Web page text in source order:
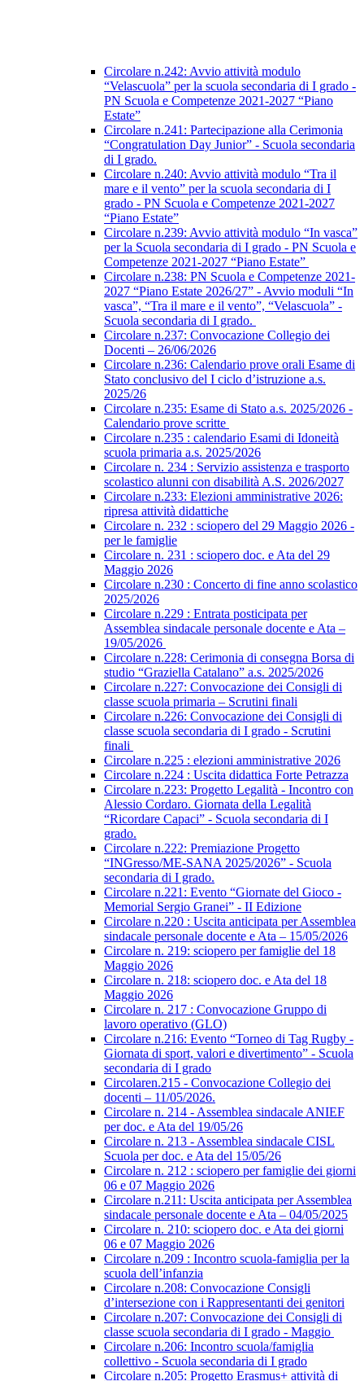
Circolare n.242: Avvio attività modulo
“Velascuola” per la scuola secondaria di I grado -
PN Scuola e Competenze 2021-2027 “Piano
Estate”
Circolare n.241: Partecipazione alla Cerimonia
“Congratulation Day Junior” - Scuola secondaria
di I grado.
Circolare n.240: Avvio attività modulo “Tra il
mare e il vento” per la scuola secondaria di I
grado - PN Scuola e Competenze 2021-2027
“Piano Estate”
Circolare n.239: Avvio attività modulo “In vasca”
per la Scuola secondaria di I grado - PN Scuola e
Competenze 2021-2027 “Piano Estate”
Circolare n.238: PN Scuola e Competenze 2021-
2027 “Piano Estate 2026/27” - Avvio moduli “In
vasca”, “Tra il mare e il vento”, “Velascuola” -
Scuola secondaria di I grado.
Circolare n.237: Convocazione Collegio dei
Docenti – 26/06/2026
Circolare n.236: Calendario prove orali Esame di
Stato conclusivo del I ciclo d’istruzione a.s.
2025/26
Circolare n.235: Esame di Stato a.s. 2025/2026 -
Calendario prove scritte
Circolare n.235 : calendario Esami di Idoneità
scuola primaria a.s. 2025/2026
Circolare n. 234 : Servizio assistenza e trasporto
scolastico alunni con disabilità A.S. 2026/2027
Circolare n.233: Elezioni amministrative 2026:
ripresa attività didattiche
Circolare n. 232 : sciopero del 29 Maggio 2026 -
per le famiglie
Circolare n. 231 : sciopero doc. e Ata del 29
Maggio 2026
Circolare n.230 : Concerto di fine anno scolastico
2025/2026
Circolare n.229 : Entrata posticipata per
Assemblea sindacale personale docente e Ata –
19/05/2026
Circolare n.228: Cerimonia di consegna Borsa di
studio “Graziella Catalano” a.s. 2025/2026
Circolare n.227: Convocazione dei Consigli di
classe scuola primaria – Scrutini finali
Circolare n.226: Convocazione dei Consigli di
classe scuola secondaria di I grado - Scrutini
finali
Circolare n.225 : elezioni amministrative 2026
Circolare n.224 : Uscita didattica Forte Petrazza
Circolare n.223: Progetto Legalità - Incontro con
Alessio Cordaro. Giornata della Legalità
“Ricordare Capaci” - Scuola secondaria di I
grado.
Circolare n.222: Premiazione Progetto
“INGresso/ME-SANA 2025/2026” - Scuola
secondaria di I grado.
Circolare n.221: Evento “Giornate del Gioco -
Memorial Sergio Granei” - II Edizione
Circolare n.220 : Uscita anticipata per Assemblea
sindacale personale docente e Ata – 15/05/2026
Circolare n. 219: sciopero per famiglie del 18
Maggio 2026
Circolare n. 218: sciopero doc. e Ata del 18
Maggio 2026
Circolare n. 217 : Convocazione Gruppo di
lavoro operativo (GLO)
Circolare n.216: Evento “Torneo di Tag Rugby -
Giornata di sport, valori e divertimento” - Scuola
secondaria di I grado
Circolaren.215 - Convocazione Collegio dei
docenti – 11/05/2026.
Circolare n. 214 - Assemblea sindacale ANIEF
per doc. e Ata del 19/05/26
Circolare n. 213 - Assemblea sindacale CISL
Scuola per doc. e Ata del 15/05/26
Circolare n. 212 : sciopero per famiglie dei giorni
06 e 07 Maggio 2026
Circolare n.211: Uscita anticipata per Assemblea
sindacale personale docente e Ata – 04/05/2025
Circolare n. 210: sciopero doc. e Ata dei giorni
06 e 07 Maggio 2026
Circolare n.209 : Incontro scuola-famiglia per la
scuola dell’infanzia
Circolare n.208: Convocazione Consigli
d’intersezione con i Rappresentanti dei genitori
Circolare n.207: Convocazione dei Consigli di
classe scuola secondaria di I grado - Maggio
Circolare n.206: Incontro scuola/famiglia
collettivo - Scuola secondaria di I grado
Circolare n.205: Progetto Erasmus+ attività di